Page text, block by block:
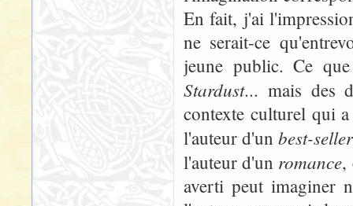
En fait, j'ai
ne serait-ce
jeune public. Ce
Stardust... mais des
contexte culturel qui
l'auteur d'unbest-seller
l'auteur d'un romance,
averti peut imaginer